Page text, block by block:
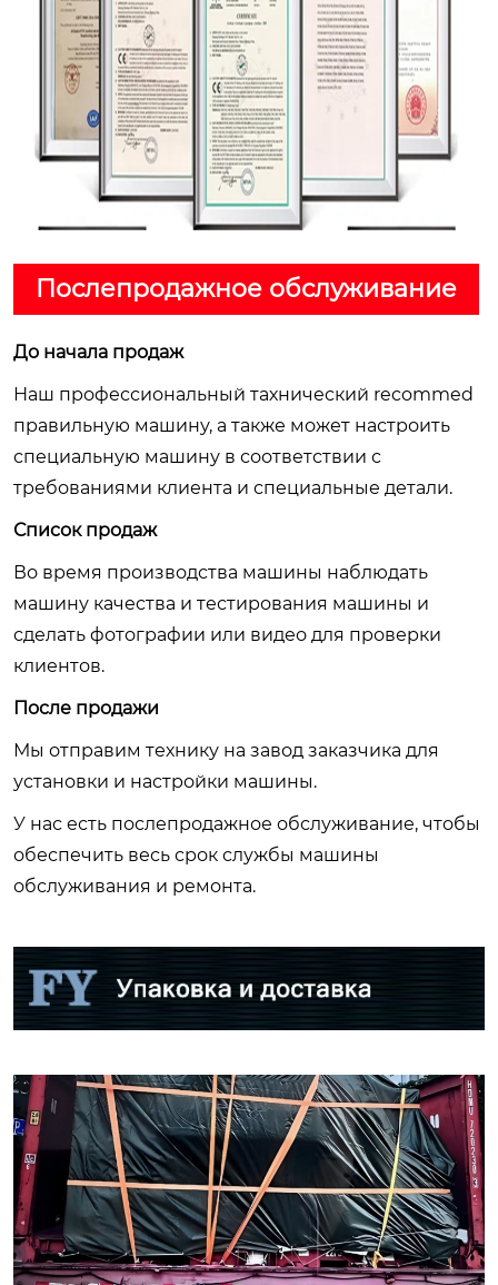
Послепродажное обслуживание
До начала продаж
Наш профессиональный тахнический recommed
правильную машину, а также может настроить
специальную машину в соответствии с
требованиями клиента и специальные детали.
Список продаж
Во время производства машины наблюдать
машину качества и тестирования машины и
сделать фотографии или видео для проверки
клиентов.
После продажи
Мы отправим технику на завод заказчика для
установки и настройки машины.
У нас есть послепродажное обслуживание, чтобы
обеспечить весь срок службы машины
обслуживания и ремонта.